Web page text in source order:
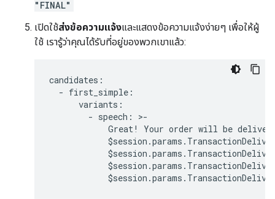
"FINAL"
เปิดใช้ส่งข้อความแจ้งและแสดงข้อความแจ้งง่ายๆ เพื่อให้ผู้
ใช้ เรารู้ว่าคุณได้รับที่อยู่ของพวกเขาแล้ว:
candidates :
- first_simple :
variants :
- speech : >-
Great ! Your order will be
$session .params .
$session .params .
$session .params .
$session .params .